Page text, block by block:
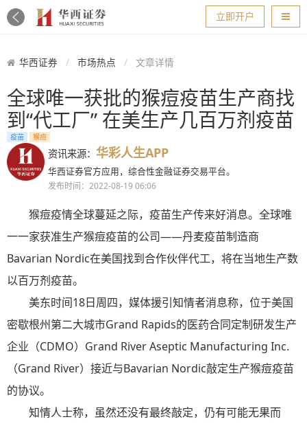
导航
立即开户
华西证券 市场热点 文章详情
全球唯一获批的猴痘疫苗生产商找
到“代工厂” 在美生产几百万剂疫苗
疫苗 猴痘
资讯来源： 华彩人生APP
华西证券官方应用，综合性金融证券交易平台。
发布时间：2022-08-19 06:06
猴痘疫情全球蔓延之际，疫苗生产传来好消息。全球唯
一一家获准生产猴痘疫苗的公司——丹麦疫苗制造商
Bavarian Nordic在美国找到合作伙伴代工，将在当地生产数
以百万剂疫苗。
美东时间18日周四，媒体援引知情者消息称，位于美国
密歇根州第二大城市Grand Rapids的医药合同定制研发生产
企业（CDMO）Grand River Aseptic Manufacturing Inc.
（Grand River）接近与Bavarian Nordic敲定生产猴痘疫苗
的协议。
知情人士称，虽然还没有最终敲定，仍有可能无果而